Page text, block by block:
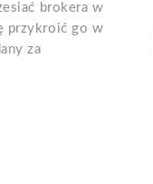
brokera w
przykroić go w
za